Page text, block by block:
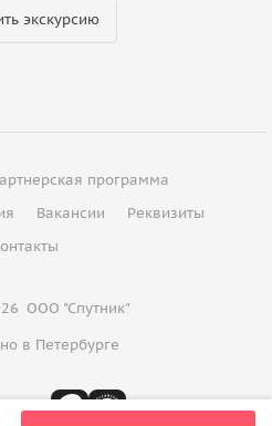
экскурсию
программа
Вакансии
Реквизиты
ООО "Спутник"
в Петербурге